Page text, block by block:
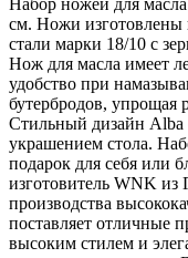
см. Ножи изготовлены
стали марки 18/10 с
Нож для масла имеет
удобство при
бутербродов, упрощая
Стильный дизайн Alba
украшением стола.
подарок для себя или
изготовитель WNK из
производства
поставляет отличные
высоким стилем и